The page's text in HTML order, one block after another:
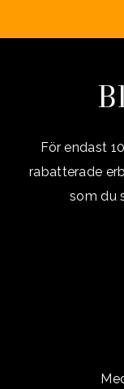
För endast
rabatterade
som du